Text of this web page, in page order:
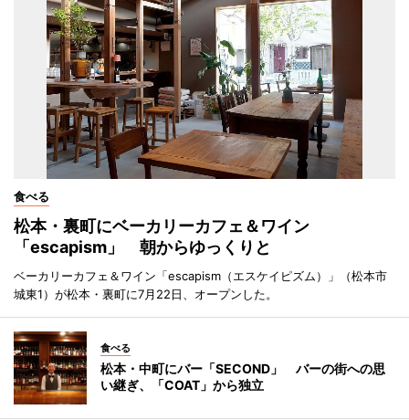
食べる
松本・裏町にベーカリーカフェ＆ワイン
「escapism」 朝からゆっくりと
ベーカリーカフェ＆ワイン「escapism（エスケイピズム）」（松本市
城東1）が松本・裏町に7月22日、オープンした。
食べる
松本・中町にバー「SECOND」 バーの街への思
い継ぎ、「COAT」から独立